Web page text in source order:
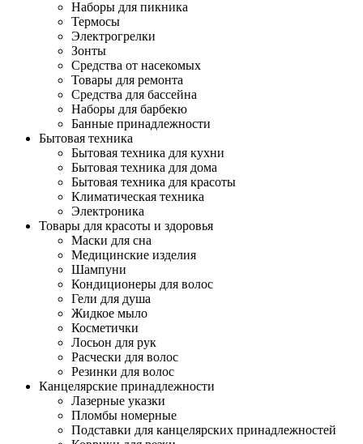
Наборы для пикника
Термосы
Электрогрелки
Зонты
Средства от насекомых
Товары для ремонта
Средства для бассейна
Наборы для барбекю
Банные принадлежности
Бытовая техника
Бытовая техника для кухни
Бытовая техника для дома
Бытовая техника для красоты
Климатическая техника
Электроника
Товары для красоты и здоровья
Маски для сна
Медицинские изделия
Шампуни
Кондиционеры для волос
Гели для душа
Жидкое мыло
Косметички
Лосьон для рук
Расчески для волос
Резинки для волос
Канцелярские принадлежности
Лазерные указки
Пломбы номерные
Подставки для канцелярских принадлежностей